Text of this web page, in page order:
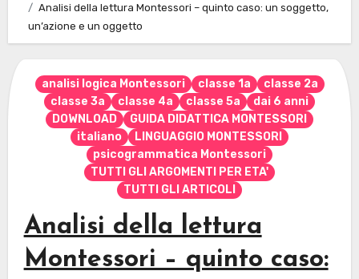
Analisi della lettura Montessori – quinto caso: un soggetto,
un’azione e un oggetto
analisi logica Montessori classe 1a
classe 2a
classe 3a
classe 4a classe 5a
dai 6 anni
DOWNLOAD
GUIDA DIDATTICA MONTESSORI
italiano
LINGUAGGIO MONTESSORI
psicogrammatica Montessori
TUTTI GLI ARGOMENTI PER ETA'
TUTTI GLI ARTICOLI
Analisi della lettura
Montessori – quinto caso: